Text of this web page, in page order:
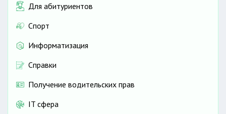
Для абитуриентов
Спорт
Информатизация
Справки
Получение водительских прав
IT сфера